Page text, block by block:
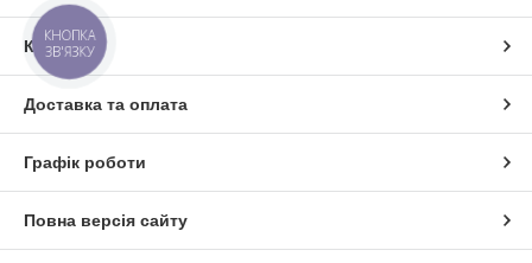
Контакти
Доставка та оплата
Графік роботи
Повна версія сайту
КНОПКА
ЗВ'ЯЗКУ